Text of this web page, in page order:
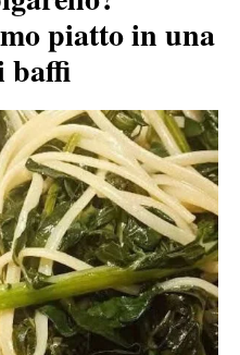
piatto in una
baffi